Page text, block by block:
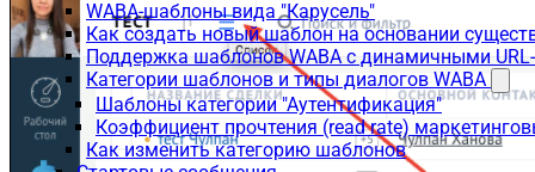
WABA-шаблоны вида "Карусель"
Как создать новый шаблон на основании
Поддержка шаблонов WABA с динамичными
Категории шаблонов и типы диалогов WABA
Шаблоны категории "Аутентификация"
Коэффициент прочтения (read rate)
Как изменить категорию шаблонов